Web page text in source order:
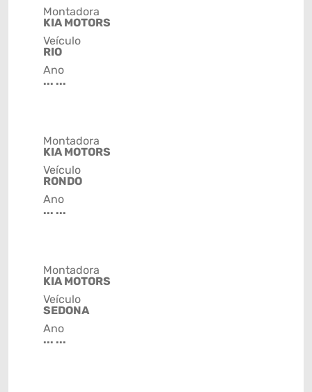
Montadora
KIA MOTORS
Veículo
RIO
Ano
... ...
Montadora
KIA MOTORS
Veículo
RONDO
Ano
... ...
Montadora
KIA MOTORS
Veículo
SEDONA
Ano
... ...